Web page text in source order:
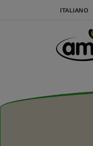
ITALIANO